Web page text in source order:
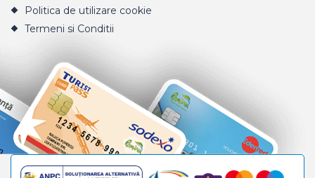
Politica de utilizare cookie
Termeni si Conditii